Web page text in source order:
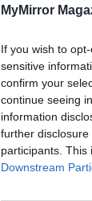
MyMirror
If you wish to
sensitive
confirm your
continue seeing
information
further disclosure
participants. This
Downstream